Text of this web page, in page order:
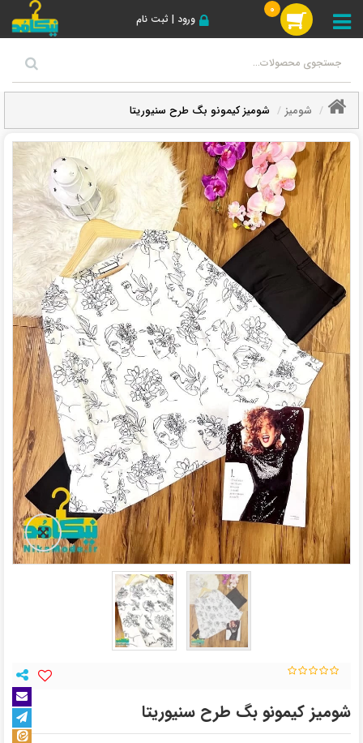
ورود | ثبت نام
0
شومیز شومیز کیمونو بگ طرح سنیوریتا
شومیز کیمونو بگ طرح سنیوریتا